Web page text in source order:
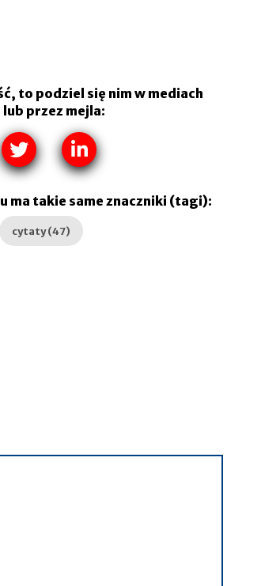
to podziel się nim w mediach
przez mejla:
ma takie same znaczniki (tagi):
cytaty (47)